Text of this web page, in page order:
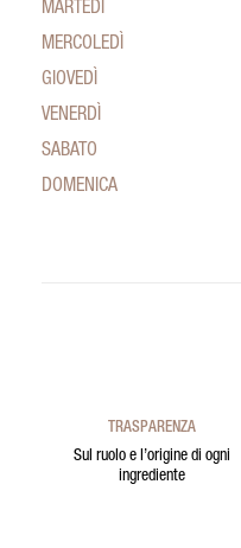
MARTEDÌ
MERCOLEDÌ
GIOVEDÌ
VENERDÌ
SABATO
DOMENICA
TRASPARENZA
Sul ruolo e l’origine di ogni
ingrediente